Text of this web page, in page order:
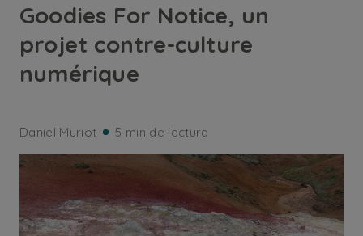
Goodies For Notice, un
projet contre-culture
numérique
Daniel Muriot 5 min de lectura